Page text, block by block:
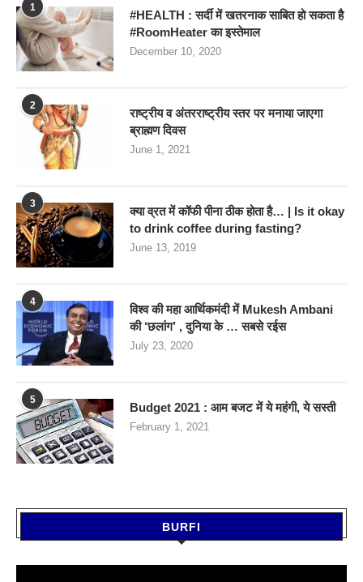
1
#HEALTH : सर्दी में खतरनाक साबित हो सकता है
#RoomHeater का इस्तेमाल
December 10, 2020
2
राष्ट्रीय व अंतरराष्ट्रीय स्तर पर मनाया जाएगा
ब्राह्मण दिवस
June 1, 2021
3
क्या व्रत में कॉफी पीना ठीक होता है… | Is it okay
to drink coffee during fasting?
June 13, 2019
4
विश्व की महा आर्थिकमंदी में Mukesh Ambani
की ‘छलांग’ , दुनिया के … सबसे रईस
July 23, 2020
5
Budget 2021 : आम बजट में ये महंगी, ये सस्‍ती
February 1, 2021
BURFI